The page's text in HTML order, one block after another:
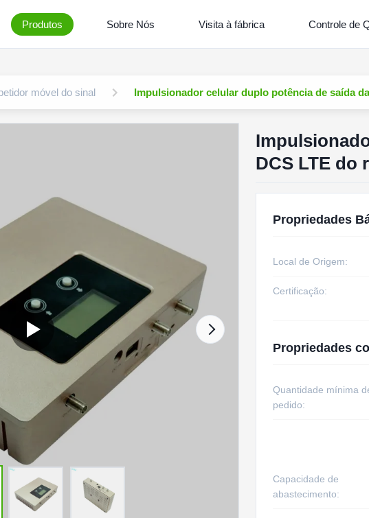
Produtos Sobre Nós Visita à fábrica Controle de
móvel do sinal Impulsionador celular duplo potência de saída
DCS LTE do
Propriedades
Local de Origem:
Certificação:
Propriedades
Quantidade mínima
pedido:
Capacidade de
abastecimento: